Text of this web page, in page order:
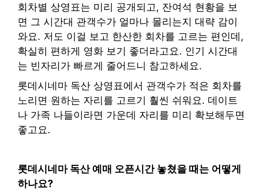
회차별 상영표는 미리 공개되고, 잔여석 현황을 보
면 그 시간대 관객수가 얼마나 몰리는지 대략 감이
와요. 저도 이걸 보고 한산한 회차를 고르는 편인데,
확실히 편하게 영화 보기 좋더라고요. 인기 시간대
는 빈자리가 빠르게 줄어드니 참고하세요.
롯데시네마 독산 상영표에서 관객수가 적은 회차를
노리면 원하는 자리를 고르기 훨씬 쉬워요. 데이트
나 가족 나들이라면 가운데 자리를 미리 확보해두면
좋고요.
롯데시네마 독산 예매 오픈시간 놓쳤을 때는 어떻게
하나요?